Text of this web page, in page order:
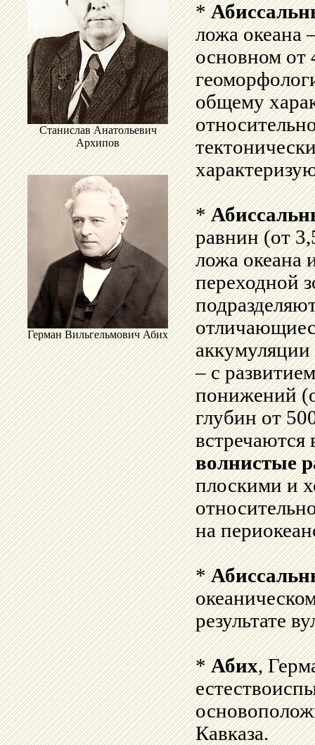
Станислав Анатольевич
Архипов
Герман Вильгельмович Абих
*
ложа океана
основном от
общему
*
равнин (от
ложа океана
переходной
– с
понижений
глубин от
волнистые
плоскими и
на
*
результате
*Абих,
Кавказа.